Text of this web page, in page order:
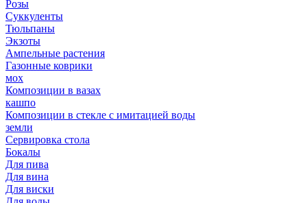
Розы
Суккуленты
Тюльпаны
Экзоты
Ампельные растения
Газонные коврики
мох
Композиции в вазах
кашпо
Композиции в стекле с имитацией воды
земли
Сервировка стола
Бокалы
Для пива
Для вина
Для виски